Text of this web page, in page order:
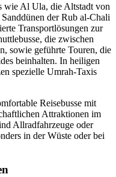
wie Al Ula, die Altstadt von
der Rub al-Chali
Transportlösungen zur
die zwischen
sowie geführte Touren, die
beinhalten. In heiligen
spezielle Umrah-Taxis
Reisebusse mit
Attraktionen im
Allradfahrzeuge oder
in der Wüste oder bei